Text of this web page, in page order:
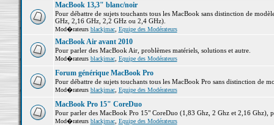
MacBook 13,3" blanc/noir
Pour débattre de sujets touchants tous les MacBook sans distinction de
GHz, 2,16 GHz, 2,2 GHz ou 2,4 GHz).
Mod�rateurs blackjmac, Equipe des Modérateurs
MacBook Air avant 2010
Pour parler des MacBook Air, problèmes matériels, solutions et autre.
Mod�rateurs blackjmac, Equipe des Modérateurs
Forum générique MacBook Pro
Pour débattre de sujets touchants tous les MacBook Pro sans distinction de
Mod�rateurs blackjmac, Equipe des Modérateurs
MacBook Pro 15" CoreDuo
Pour parler des MacBook Pro 15" CoreDuo (1,83 Ghz, 2 Ghz et 2,16 Ghz),
Mod�rateurs blackjmac, Equipe des Modérateurs